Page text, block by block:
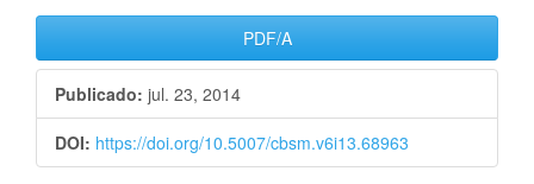
Barra
lateral
de
artigos
PDF/A
Publicado: jul. 23, 2014
DOI: https://doi.org/10.5007/cbsm.v6i13.68963